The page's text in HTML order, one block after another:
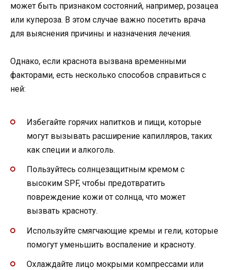
может быть признаком состояний, например, розацеа
или купероза. В этом случае важно посетить врача
для выяснения причины и назначения лечения.
Однако, если краснота вызвана временными
факторами, есть несколько способов справиться с
ней:
Избегайте горячих напитков и пищи, которые
могут вызывать расширение капилляров, таких
как специи и алкоголь.
Пользуйтесь солнцезащитным кремом с
высоким SPF, чтобы предотвратить
повреждение кожи от солнца, что может
вызвать красноту.
Используйте смягчающие кремы и гели, которые
помогут уменьшить воспаление и красноту.
Охлаждайте лицо мокрыми компрессами или